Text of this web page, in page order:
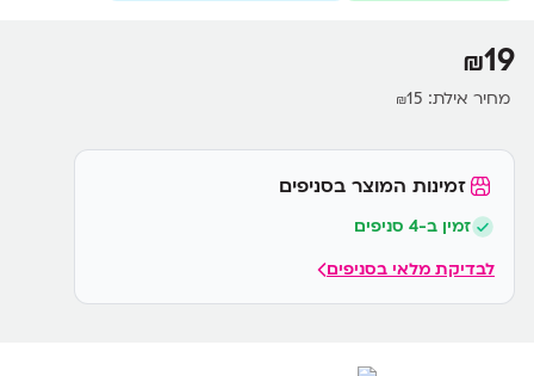
₪19
מחיר אילת: ₪15
זמינות המוצר בסניפים
זמין ב-4 סניפים
לבדיקת מלאי בסניפים